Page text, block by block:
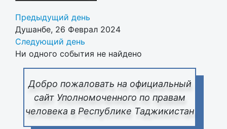
Добро пожаловать на официальный
сайт Уполномоченного по правам
человека в Республике Таджикистан
Предыдущий день
Душанбе, 26 Феврал 2024
Следующий день
Ни одного события не найдено